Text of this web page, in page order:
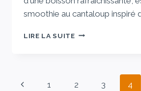
smoothie au cantaloup inspiré
LIRE LA SUITESMOOTHIE
Page
Previous1 2 3 4